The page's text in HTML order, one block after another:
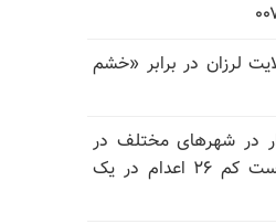
لرزان در برابر «خشم
در شهرهای مختلف در
وحشت از قیام، دست کم ۲۶ اعدام در یک